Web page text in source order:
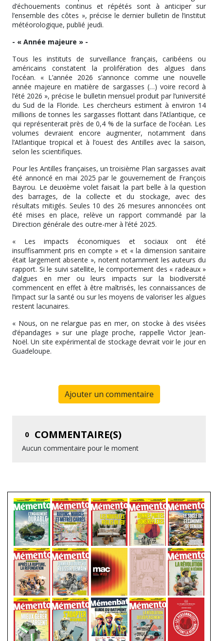
d’échouements continus et répétés sont à anticiper sur
l’ensemble des côtes », précise le dernier bulletin de l’institut
météorologique, publié jeudi.
- « Année majeure » -
Tous les instituts de surveillance français, caribéens ou
américains constatent la prolifération des algues dans
l’océan. « L’année 2026 s’annonce comme une nouvelle
année majeure en matière de sargasses (…) voire record à
l’été 2026 », précise le bulletin mensuel produit par l’université
du Sud de la Floride. Les chercheurs estiment à environ 14
millions de tonnes les sargasses flottant dans l’Atlantique, ce
qui représenterait près de 0,4 % de la surface de l’océan. Les
volumes devraient encore augmenter, notamment dans
l’Atlantique tropical et à l’ouest des Antilles avec la saison,
selon les scientifiques.
Pour les Antilles françaises, un troisième Plan sargasses avait
été annoncé en mai 2025 par le gouvernement de François
Bayrou. Le deuxième volet faisait la part belle à la question
des barrages, de la collecte et du stockage, avec des
résultats mitigés. Seules 10 des 26 mesures annoncées ont
été mises en place, relève un rapport commandé par la
Direction générale des outre-mer à l’été 2025.
« Les impacts économiques et sociaux ont été
insuffisamment pris en compte » et « la dimension sanitaire
était largement absente », notent notamment les auteurs du
rapport. Si le suivi satellite, le comportement des « radeaux »
d’algues en mer ou leurs impacts sur la biodiversité
commencent en effet à être maîtrisés, les connaissances de
l’impact sur la santé ou sur les moyens de valoriser les algues
restent lacunaires.
« Nous, on ne relargue pas en mer, on stocke à des visées
d’épandages » sur une plage proche, rappelle Victor Jean-
Noël. Un site expérimental de stockage devrait voir le jour en
Guadeloupe.
Ajouter un commentaire
0 COMMENTAIRE(S)
Aucun commentaire pour le moment